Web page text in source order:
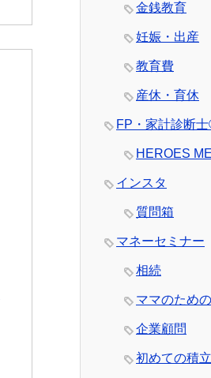
金銭教育
妊娠・出産
教育費
産休・育休
FP・家計診断
HEROES
インスタ
質問箱
マネーセミナー
相続
ママのため
企業顧問
初めての積